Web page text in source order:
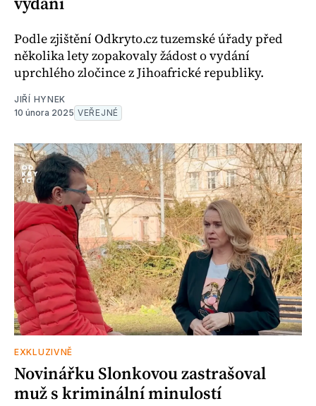
Podle zjištění Odkryto.cz tuzemské úřady před
několika lety zopakovaly žádost o vydání
uprchlého zločince z Jihoafrické republiky.
JIŘÍ HYNEK
10 února 2025 VEŘEJNÉ
EXKLUZIVNĚ
Novinářku Slonkovou zastrašoval
muž s kriminální minulostí